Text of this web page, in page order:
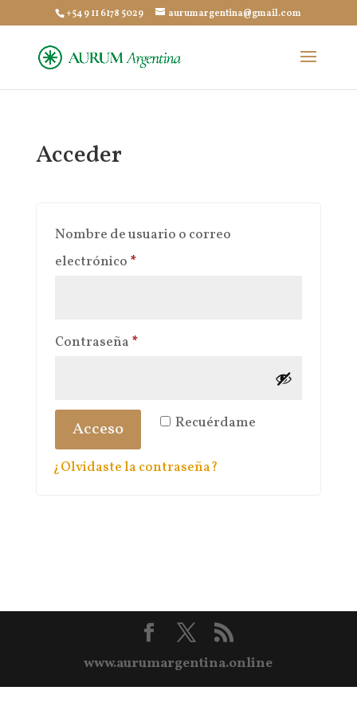
+54 9 11 6178 5029 aurumargentina@gmail.com
Acceder
Nombre de usuario o correo
electrónico *Obligatorio
Contraseña *Obligatorio
Recuérdame
Acceso
¿Olvidaste la contraseña?
www.aurumargentina.online